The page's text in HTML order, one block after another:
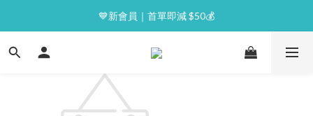
⭐逢星期一malluxe day｜7%購物金回贈
💙新會員｜首單即減 $50💰
⭐逢星期一malluxe day｜7%購物金回贈